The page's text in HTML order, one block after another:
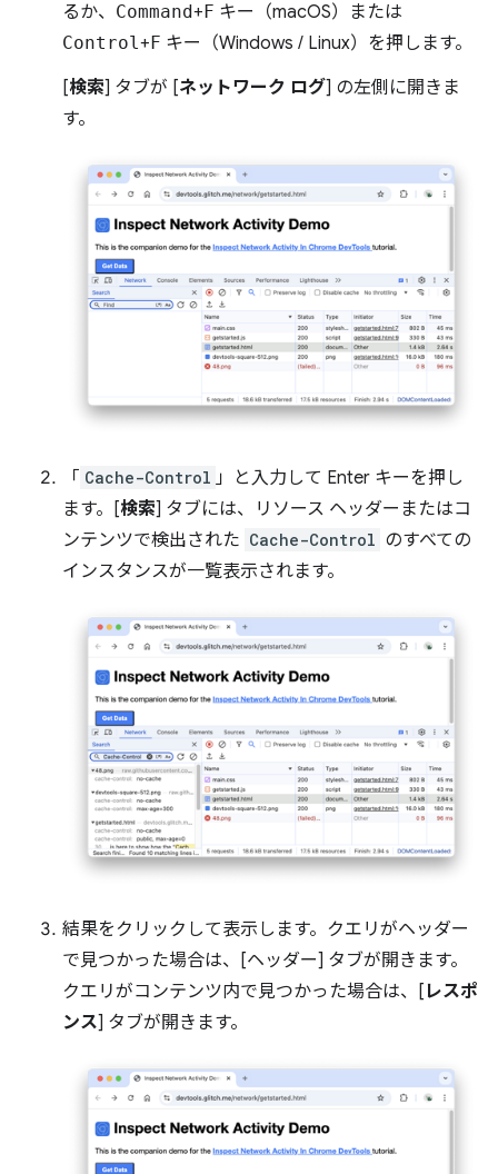
るか、 Command+ F キー（macOS）または
Control+ F キー（Windows / Linux）を押します。
[検索] タブが [ネットワーク ログ] の左側に開きま
す。
「 Cache-Control 」と入力して Enter キーを押し
ます。[検索] タブには、リソース ヘッダーまたはコ
ンテンツで検出された Cache-Control のすべての
インスタンスが一覧表示されます。
結果をクリックして表示します。クエリがヘッダー
で見つかった場合は、[ヘッダー] タブが開きます。
クエリがコンテンツ内で見つかった場合は、[ レスポ
ンス] タブが開きます。